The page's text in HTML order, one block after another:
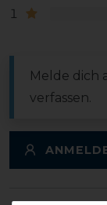
1
Melde dich
verfassen.